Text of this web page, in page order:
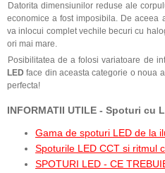
Datorita dimensiunilor reduse ale
economice a fost imposibila. De aceea
va inlocui complet vechile becuri cu
ori mai mare.
Posibilitatea de a folosi variatoare de
LED face din aceasta categorie o noua
perfecta!
INFORMATII UTILE - Spoturi cu
Gama de spoturi LED de la
Spoturile LED CCT si ritmul
SPOTURI LED - CE